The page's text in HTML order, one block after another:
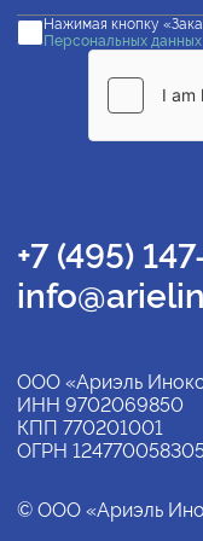
Нажимая кнопку
Персональных данных
+7 (495)
ООО «Ариэль
ИНН 9702069850
КПП 770201001
ОГРН
© ООО «Ариэль